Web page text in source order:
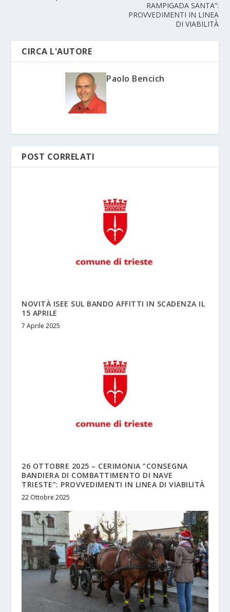
RAMPIGADA SANTA”:
PROVVEDIMENTI IN LINEA
DI VIABILITÀ
CIRCA L'AUTORE
Paolo Bencich
POST CORRELATI
NOVITÀ ISEE SUL BANDO AFFITTI IN SCADENZA IL
15 APRILE
7 Aprile 2025
26 OTTOBRE 2025 – CERIMONIA “CONSEGNA
BANDIERA DI COMBATTIMENTO DI NAVE
TRIESTE”: PROVVEDIMENTI IN LINEA DI VIABILITÀ
22 Ottobre 2025